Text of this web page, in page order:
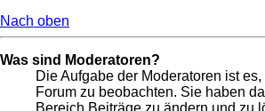
Nach oben
Was sind Moderatoren?
Die Aufgabe der Moderatoren ist
Forum zu beobachten. Sie haben